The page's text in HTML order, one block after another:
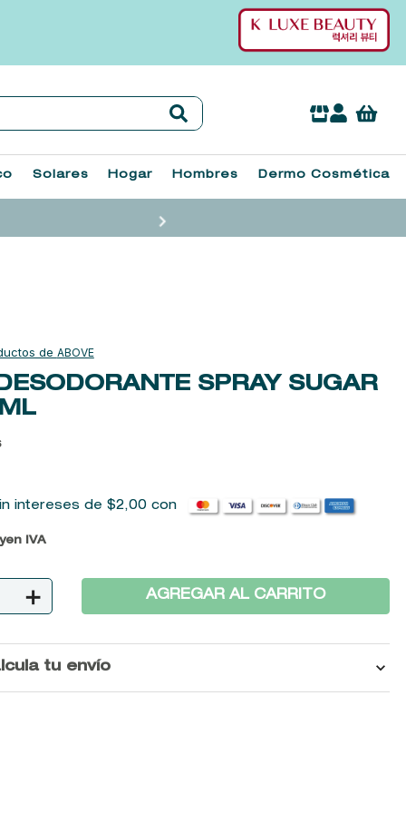
Solares Hogar Hombres Dermo Cosmética
ABOVE
SPRAY SUGAR
intereses de $2,00con
IVA
＋ AGREGAR AL CARRITO
tu envío